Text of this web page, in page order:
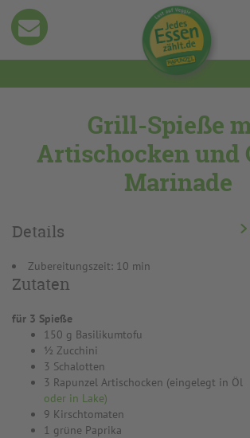
Grill-Spieße
Artischocken und
Marinade
Details
Zubereitungszeit: 10 min
Zutaten
für 3 Spieße
150 g Basilikumtofu
½ Zucchini
3 Schalotten
3 Rapunzel Artischocken (eingelegt in Öl
oder in Lake)
9 Kirschtomaten
1 grüne Paprika